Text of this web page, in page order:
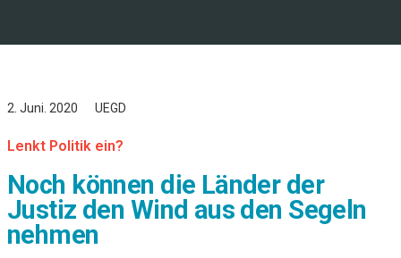
2. Juni. 2020 UEGD
Lenkt Politik ein?
Noch können die Länder der
Justiz den Wind aus den Segeln
nehmen